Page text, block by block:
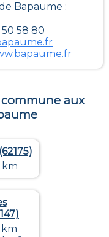
Bapaume :
50 58 80
aux
km
km